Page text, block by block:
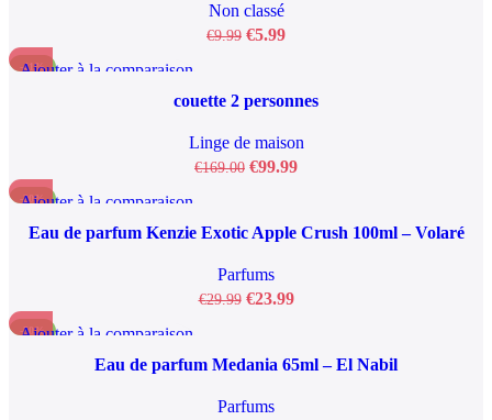
Non classé
€9.99 €5.99
-41%
Ajouter à la comparaison
couette 2 personnes
Linge de maison
€169.00 €99.99
-20%
Ajouter à la comparaison
Aperçu rapide
Eau de parfum Kenzie Exotic Apple Crush 100ml – Volaré
Parfums
€29.99 €23.99
-50%
Ajouter à la comparaison
Aperçu rapide
Eau de parfum Medania 65ml – El Nabil
Parfums